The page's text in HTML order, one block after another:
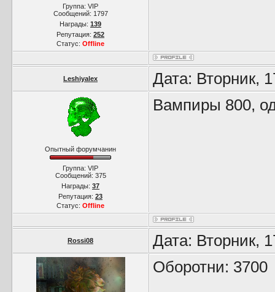
Группа: VIP
Сообщений: 1797
Награды: 139
Репутация: 252
Статус: Offline
Leshiyalex Дата: Вторник,
Опытный форумчанин
Группа: VIP
Сообщений: 375
Награды: 37
Репутация: 23
Статус: Offline
Вампиры 800,
Rossi08 Дата: Вторник,
Оборотни: 3700